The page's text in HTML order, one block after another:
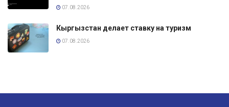
07.08.2026
Кыргызстан делает ставку на туризм
07.08.2026